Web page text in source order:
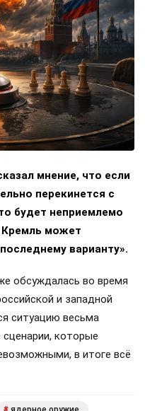
мнение, что если
перекинется с
будет неприемлемо
может
варианту».
обсуждалась во время
и западной
ситуацию весьма
которые
в итоге всё